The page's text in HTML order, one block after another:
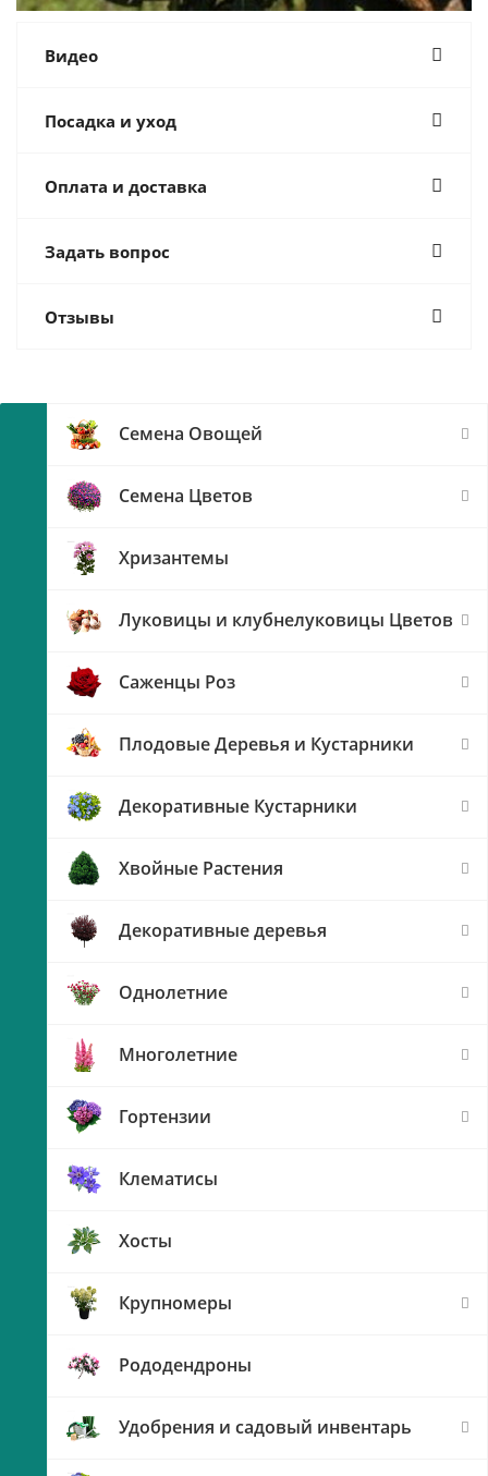
Видео
Посадка и уход
Оплата и доставка
Задать вопрос
Отзывы
Семена Овощей
Семена Цветов
Хризантемы
Луковицы и клубнелуковицы Цветов
Саженцы Роз
Плодовые Деревья и Кустарники
Декоративные Кустарники
Хвойные Растения
Декоративные деревья
Однолетние
Многолетние
Гортензии
Клематисы
Хосты
Крупномеры
Рододендроны
Удобрения и садовый инвентарь